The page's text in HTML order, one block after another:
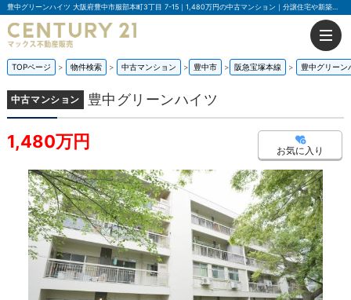
豊中グリーンハイツ 大阪府豊中市服部本町3丁目 7-15｜1,480万円の中古マンション｜分譲住宅や新築物件｜マックス不動産販売 豊中店
TOPページ 物件検索 中古マンション 豊中市 阪急宝塚本線 豊中グリーン
中古マンション 豊中グリーンハイツ
1,480万円 お気に入り